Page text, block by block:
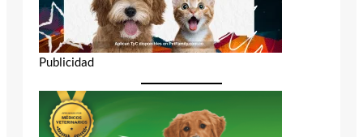
Publicidad